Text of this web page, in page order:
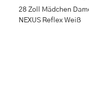
28 Zoll Mädchen
NEXUS Reflex Weiß